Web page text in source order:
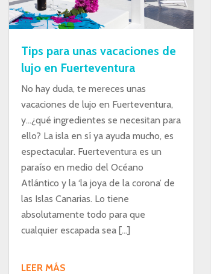
Tips para unas vacaciones de
lujo en Fuerteventura
No hay duda, te mereces unas
vacaciones de lujo en Fuerteventura,
y…¿qué ingredientes se necesitan para
ello? La isla en sí ya ayuda mucho, es
espectacular. Fuerteventura es un
paraíso en medio del Océano
Atlántico y la ‘la joya de la corona’ de
las Islas Canarias. Lo tiene
absolutamente todo para que
cualquier escapada sea […]
LEER MÁS